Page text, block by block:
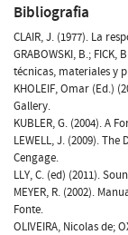
Bibliografia
CLAIR, J. (1977). La
GRABOWSKI, B.; FICK,
técnicas, materiales y
KHOLEIF, Omar (Ed.)
Gallery.
KUBLER, G. (2004). A
LEWELL, J. (2009).
Cengage.
LLY, C. (ed) (2011).
MEYER, R. (2002).
Fonte.
OLIVEIRA, Nicolas de;